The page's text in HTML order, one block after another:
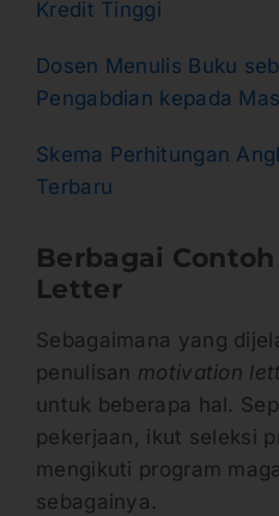
Kredit Tinggi
Dosen Menulis Buku
Pengabdian kepada
Skema Perhitungan
Terbaru
Berbagai
Letter
Sebagaimana yang
penulisan motivation
untuk beberapa hal.
pekerjaan, ikut seleksi
mengikuti program
sebagainya.